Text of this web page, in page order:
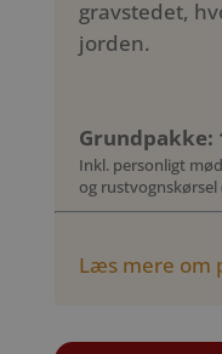
gravstedet,
jorden.
Grundpakke:
Inkl. personligt
og rustvognskørsel
Læs mere om